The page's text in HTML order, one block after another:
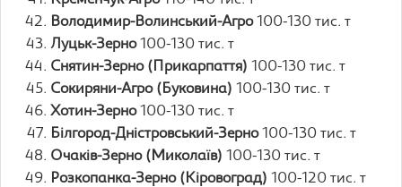
Володимир-Волинський-Агро100-130 тис. т
Луцьк-Зерно100-130 тис. т
Снятин-Зерно (Прикарпаття) 100-130 тис. т
Сокиряни-Агро (Буковина) 100-130 тис. т
Хотин-Зерно100-130 тис. т
Білгород-Дністровський-Зерно100-130 тис. т
Очаків-Зерно (Миколаїв) 100-130 тис. т
Розкопанка-Зерно (Кіровоград) 100-120 тис. т